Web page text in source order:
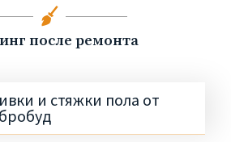
после ремонта
и стяжки пола от